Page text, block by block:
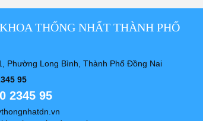
THỐNG NHẤT THÀNH PHỐ
Phường Long Bình, Thành Phố Đồng Nai
95
2345 95